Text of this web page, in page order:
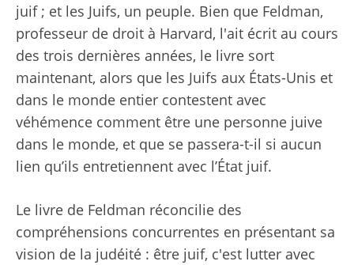
juif ; et les Juifs, un peuple. Bien que Feldman,
professeur de droit à Harvard, l'ait écrit au cours
des trois dernières années, le livre sort
maintenant, alors que les Juifs aux États-Unis et
dans le monde entier contestent avec
véhémence comment être une personne juive
dans le monde, et que se passera-t-il si aucun
lien qu’ils entretiennent avec l’État juif.
Le livre de Feldman réconcilie des
compréhensions concurrentes en présentant sa
vision de la judéité : être juif, c'est lutter avec